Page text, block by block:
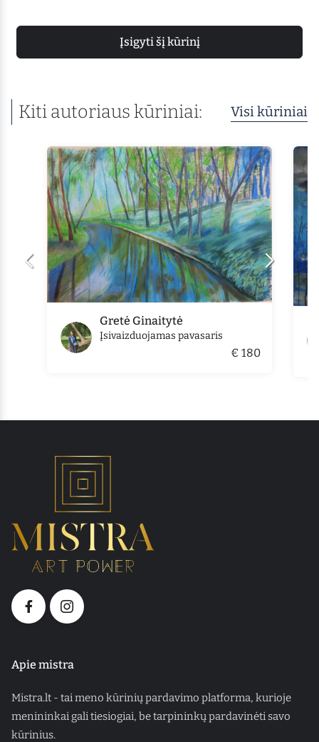
Įsigyti šį kūrinį
Kiti autoriaus kūriniai: Visi kūriniai
Gretė Ginaitytė
Įsivaizduojamas pavasaris
€ 180
Apie mistra
Mistra.lt - tai meno kūrinių pardavimo platforma, kurioje
menininkai gali tiesiogiai, be tarpininkų pardavinėti savo
kūrinius.